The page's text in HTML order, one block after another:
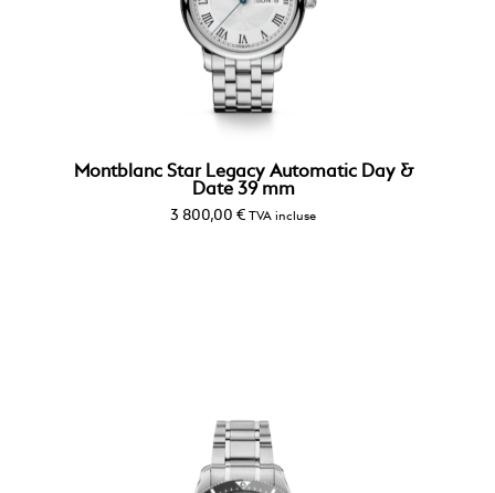
Montblanc Star Legacy Automatic Day &
Date 39 mm
3 800,00 € TVA incluse